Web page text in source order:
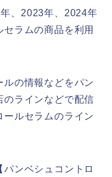
、2023年、2024年
ラムの商品を利用
の情報などをパン
のラインなどで配信
ールセラムのライン
ンベシュコントロ